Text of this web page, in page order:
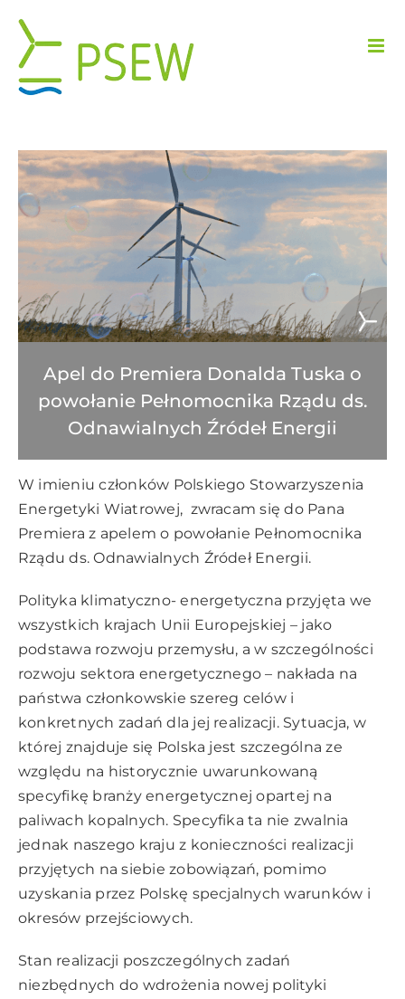
zawartości
Apel do Premiera Donalda Tuska o
powołanie Pełnomocnika Rządu ds.
Odnawialnych Źródeł Energii
W imieniu członków Polskiego Stowarzyszenia
Energetyki Wiatrowej, zwracam się do Pana
Premiera z apelem o powołanie Pełnomocnika
Rządu ds. Odnawialnych Źródeł Energii.
Polityka klimatyczno- energetyczna przyjęta we
wszystkich krajach Unii Europejskiej – jako
podstawa rozwoju przemysłu, a w szczególności
rozwoju sektora energetycznego – nakłada na
państwa członkowskie szereg celów i
konkretnych zadań dla jej realizacji. Sytuacja, w
której znajduje się Polska jest szczególna ze
względu na historycznie uwarunkowaną
specyfikę branży energetycznej opartej na
paliwach kopalnych. Specyfika ta nie zwalnia
jednak naszego kraju z konieczności realizacji
przyjętych na siebie zobowiązań, pomimo
uzyskania przez Polskę specjalnych warunków i
okresów przejściowych.
Stan realizacji poszczególnych zadań
niezbędnych do wdrożenia nowej polityki